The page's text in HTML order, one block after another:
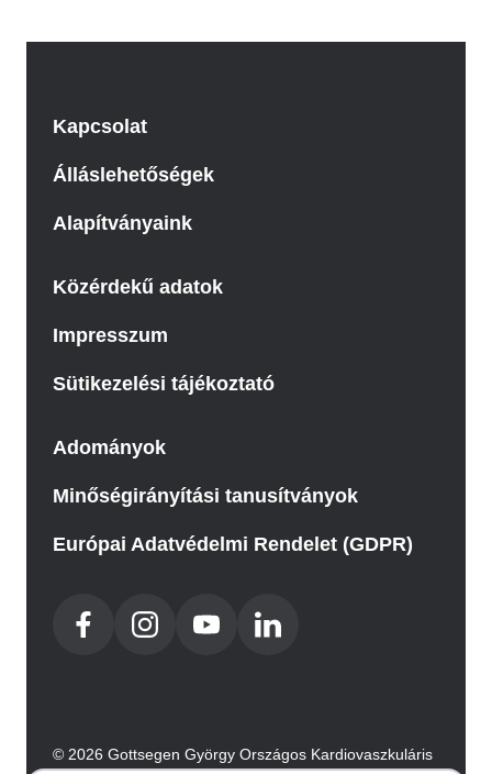
Kapcsolat
Álláslehetőségek
Alapítványaink
Közérdekű adatok
Impresszum
Sütikezelési tájékoztató
Adományok
Minőségirányítási tanusítványok
Európai Adatvédelmi Rendelet (GDPR)
© 2026 Gottsegen György Országos Kardiovaszkuláris